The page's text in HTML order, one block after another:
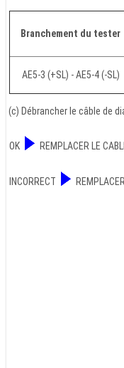
Branchement du tester
AE5-3 (+SL) - AE5-4 (-SL)
(c) Débrancher le câble de
OK REMPLACER LE
INCORRECT